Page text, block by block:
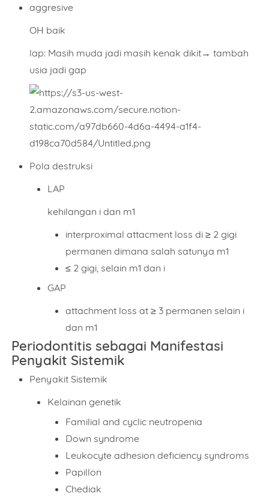
aggresive
OH baik
lap: Masih muda jadi masih kenak dikit→ tambah
usia jadi gap
Pola destruksi
LAP
kehilangan i dan m1
interproximal attacment loss di ≥ 2 gigi
permanen dimana salah satunya m1
≤ 2 gigi, selain m1 dan i
GAP
attachment loss at ≥ 3 permanen selain i
dan m1
Periodontitis sebagai Manifestasi
Penyakit Sistemik
Penyakit Sistemik
Kelainan genetik
Familial and cyclic neutropenia
Down syndrome
Leukocyte adhesion deficiency syndroms
Papillon
Chediak
Name
Item Choices